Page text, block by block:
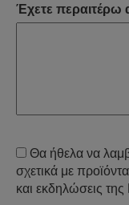
Έχετε περαιτέρω
Θα ήθελα να
σχετικά με
και εκδηλώσεις